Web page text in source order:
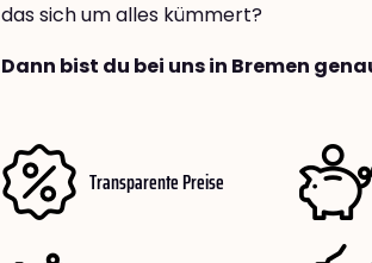
das sich um alles kümmert?
Dann bist du bei uns in Bremen
Transparente Preise